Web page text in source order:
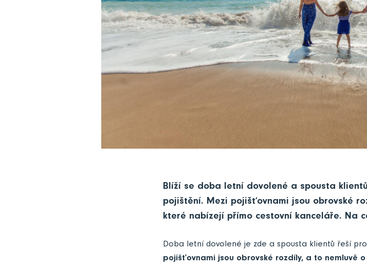
Blíží se doba letní dovolené a spousta
pojištění. Mezi pojišťovnami jsou obrovské
které nabízejí přímo cestovní kanceláře. Na
Doba letní dovolené je zde a spousta klientů řeší pro
pojišťovnami jsou obrovské rozdíly, a to nemluvě